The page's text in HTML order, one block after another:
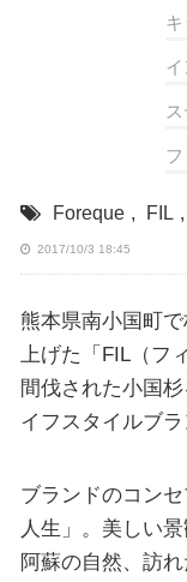
Foreque , FIL ,
2017/10/3 18:45
熊本県南小国町
上げた「FIL（フ
間伐された小国
イフスタイルブラ
ブランドのコン
人生」。美しい
阿蘇の自然、訪